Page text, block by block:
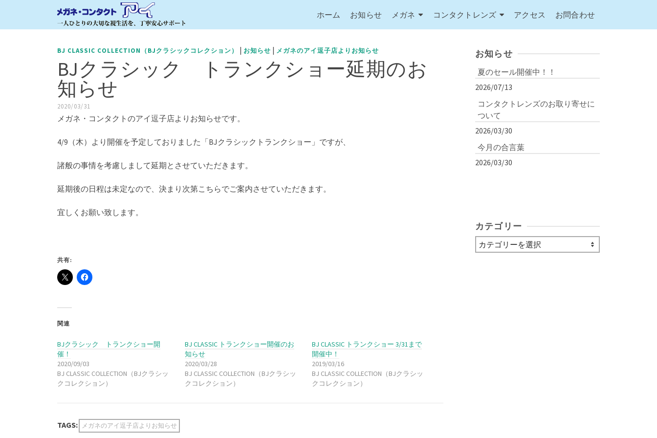
ホーム お知らせ メガネ コンタクトレンズ アクセス お問合わせ
BJ CLASSIC COLLECTION（BJクラシックコレクション） | お知らせ | メガネのアイ逗子店よりお知らせ
BJクラシック トランクショー延期のお
知らせ
2020/03/31
メガネ・コンタクトのアイ逗子店よりお知らせです。
4/9（木）より開催を予定しておりました「BJクラシックトランクショー」ですが、
諸般の事情を考慮しまして延期とさせていただきます。
延期後の日程は未定なので、決まり次第こちらでご案内させていただきます。
宜しくお願い致します。
共有:
関連
BJクラシック トランクショー開
催！
2020/09/03
BJ CLASSIC COLLECTION（BJクラシッ
クコレクション）
BJ CLASSIC トランクショー開催のお
知らせ
2020/03/28
BJ CLASSIC COLLECTION（BJクラシッ
クコレクション）
BJ CLASSIC トランクショー 3/31まで
開催中！
2019/03/16
BJ CLASSIC COLLECTION（BJクラシッ
クコレクション）
TAGS: メガネのアイ逗子店よりお知らせ
お知らせ
夏のセール開催中！！
2026/07/13
コンタクトレンズのお取り寄せに
ついて
2026/03/30
今月の合言葉
2026/03/30
カテゴリー
カ
テ